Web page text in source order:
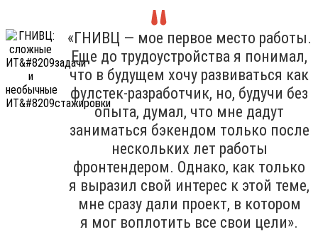
«ГНИВЦ — мое первое место работы.
Еще до трудоустройства я понимал,
что в будущем хочу развиваться как
фулстек-разработчик, но, будучи без
опыта, думал, что мне дадут
заниматься бэкендом только после
нескольких лет работы
фронтендером. Однако, как только
я выразил свой интерес к этой теме,
мне сразу дали проект, в котором
я мог воплотить все свои цели».